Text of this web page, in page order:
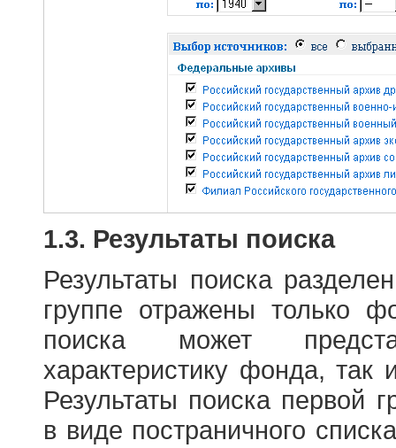
1.3. Результаты поиска
Результаты поиска
группе отражены только
поиска может
характеристику фонда,
Результаты поиска первой
в виде постраничного